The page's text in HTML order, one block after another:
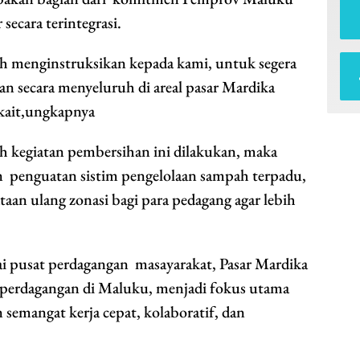
terintegrasi.
kepada kami, untuk segera
secara menyeluruh di areal pasar Mardika
kegiatan pembersihan ini dilakukan, maka
sistim pengelolaan sampah terpadu,
ulang zonasi bagi para pedagang agar lebih
perdagangan masayarakat, Pasar Mardika
di Maluku, menjadi fokus utama
kerja cepat, kolaboratif, dan